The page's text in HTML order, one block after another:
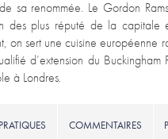
sa renommée. Le Gordon
des plus réputé de la capitale
on sert une cuisine européenne
d’extension du Buckingham
à Londres.
COMMENTAIRES